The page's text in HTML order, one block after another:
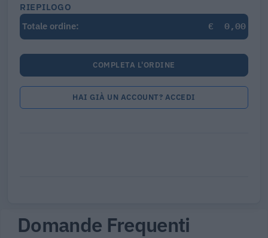
RIEPILOGO
Totale ordine:
€ 0,00
COMPLETA L'ORDINE
HAI GIÀ UN ACCOUNT? ACCEDI
Domande Frequenti